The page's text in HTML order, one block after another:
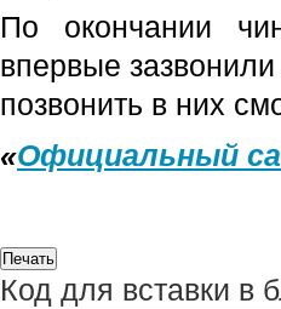
По окончании
впервые
позвонить в них
«Официальный
Код для вставки в